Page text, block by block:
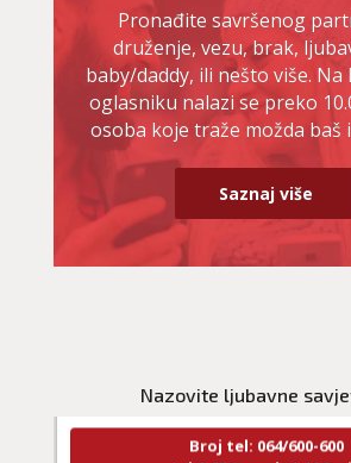
Pronađite savršenog
druženje, vezu, brak,
baby/daddy, ili nešto više. Na
oglasniku nalazi se preko
osoba koje traže možda baš
Saznaj više
Nazovite ljubavne
prekidi veze, bračni problemi,
Broj tel: 064/600-600
tel:0,93€ - mob:1,12€ min